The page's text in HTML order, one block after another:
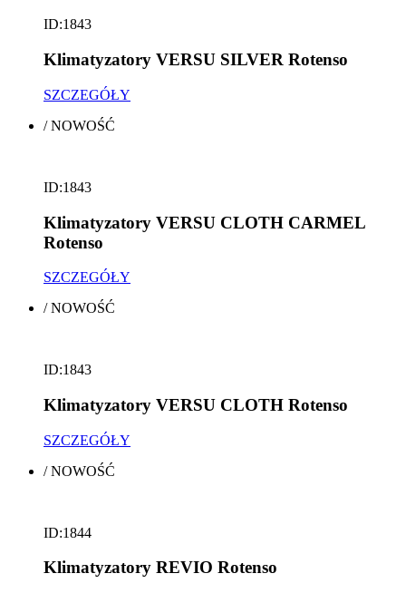
ID:1843
Klimatyzatory VERSU SILVER Rotenso
SZCZEGÓŁY
/NOWOŚĆ
ID:1843
Klimatyzatory VERSU CLOTH CARMEL
Rotenso
SZCZEGÓŁY
/NOWOŚĆ
ID:1843
Klimatyzatory VERSU CLOTH Rotenso
SZCZEGÓŁY
/NOWOŚĆ
ID:1844
Klimatyzatory REVIO Rotenso